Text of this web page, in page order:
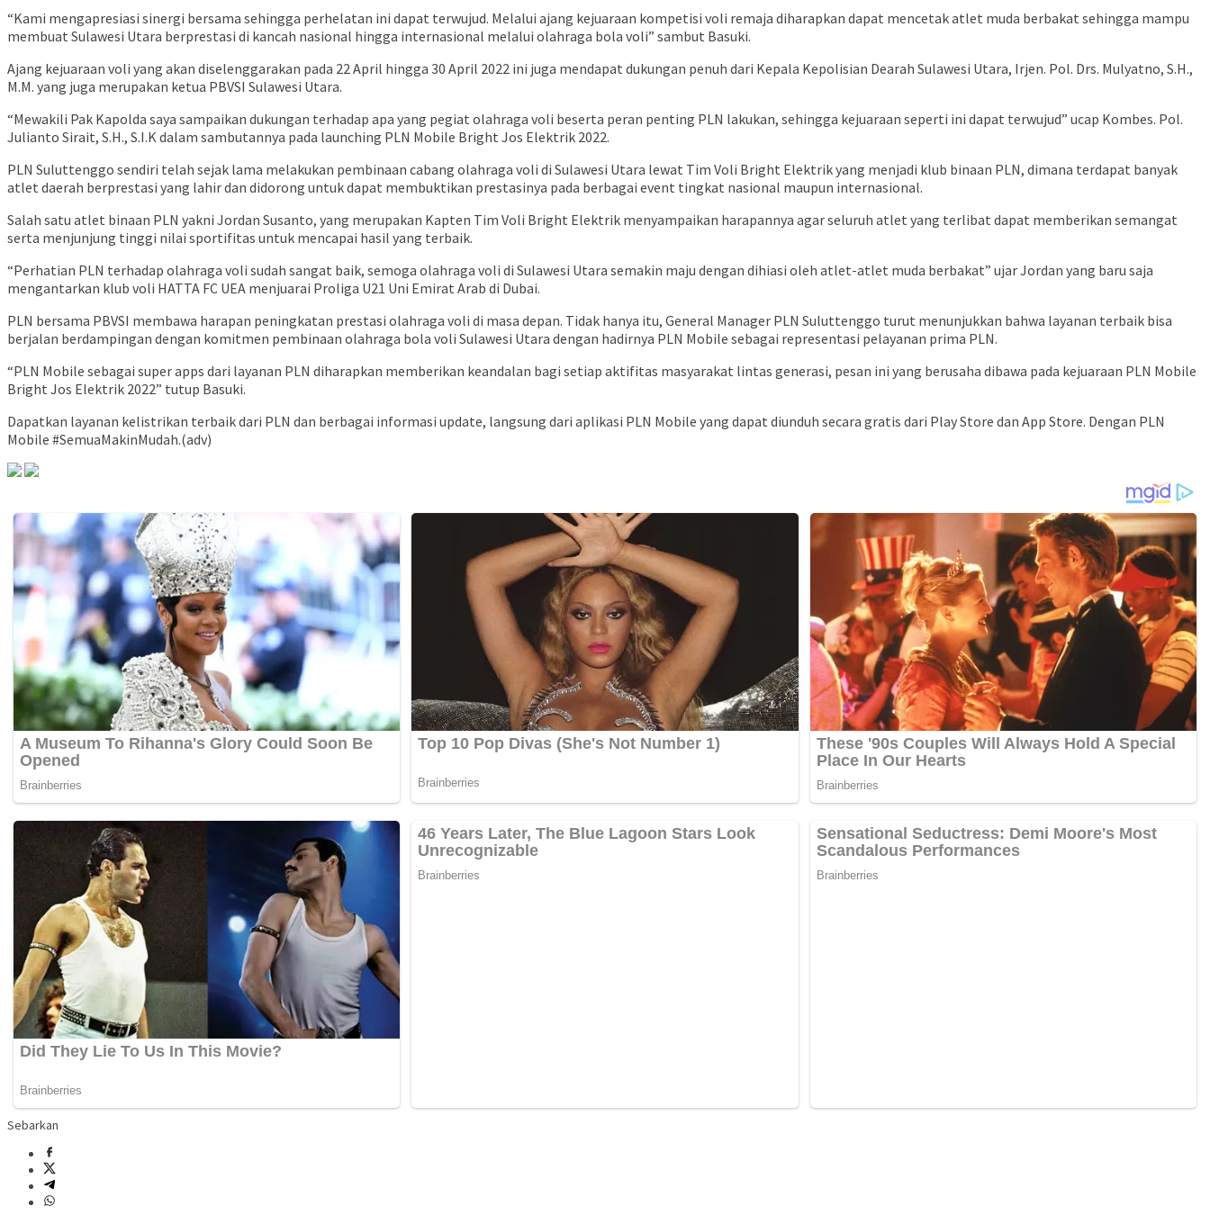
“Kami mengapresiasi sinergi bersama sehingga perhelatan ini dapat terwujud. Melalui ajang kejuaraan kompetisi voli remaja diharapkan dapat mencetak atlet muda berbakat sehingga mampu
membuat Sulawesi Utara berprestasi di kancah nasional hingga internasional melalui olahraga bola voli” sambut Basuki.
Ajang kejuaraan voli yang akan diselenggarakan pada 22 April hingga 30 April 2022 ini juga mendapat dukungan penuh dari Kepala Kepolisian Dearah Sulawesi Utara, Irjen. Pol. Drs. Mulyatno, S.H.,
M.M. yang juga merupakan ketua PBVSI Sulawesi Utara.
“Mewakili Pak Kapolda saya sampaikan dukungan terhadap apa yang pegiat olahraga voli beserta peran penting PLN lakukan, sehingga kejuaraan seperti ini dapat terwujud” ucap Kombes. Pol.
Julianto Sirait, S.H., S.I.K dalam sambutannya pada launching PLN Mobile Bright Jos Elektrik 2022.
PLN Suluttenggo sendiri telah sejak lama melakukan pembinaan cabang olahraga voli di Sulawesi Utara lewat Tim Voli Bright Elektrik yang menjadi klub binaan PLN, dimana terdapat banyak
atlet daerah berprestasi yang lahir dan didorong untuk dapat membuktikan prestasinya pada berbagai event tingkat nasional maupun internasional.
Salah satu atlet binaan PLN yakni Jordan Susanto, yang merupakan Kapten Tim Voli Bright Elektrik menyampaikan harapannya agar seluruh atlet yang terlibat dapat memberikan semangat
serta menjunjung tinggi nilai sportifitas untuk mencapai hasil yang terbaik.
“Perhatian PLN terhadap olahraga voli sudah sangat baik, semoga olahraga voli di Sulawesi Utara semakin maju dengan dihiasi oleh atlet-atlet muda berbakat” ujar Jordan yang baru saja
mengantarkan klub voli HATTA FC UEA menjuarai Proliga U21 Uni Emirat Arab di Dubai.
PLN bersama PBVSI membawa harapan peningkatan prestasi olahraga voli di masa depan. Tidak hanya itu, General Manager PLN Suluttenggo turut menunjukkan bahwa layanan terbaik bisa
berjalan berdampingan dengan komitmen pembinaan olahraga bola voli Sulawesi Utara dengan hadirnya PLN Mobile sebagai representasi pelayanan prima PLN.
“PLN Mobile sebagai super apps dari layanan PLN diharapkan memberikan keandalan bagi setiap aktifitas masyarakat lintas generasi, pesan ini yang berusaha dibawa pada kejuaraan PLN Mobile
Bright Jos Elektrik 2022” tutup Basuki.
Dapatkan layanan kelistrikan terbaik dari PLN dan berbagai informasi update, langsung dari aplikasi PLN Mobile yang dapat diunduh secara gratis dari Play Store dan App Store. Dengan PLN
Mobile #SemuaMakinMudah.(adv)
Sebarkan